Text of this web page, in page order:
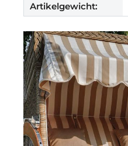
Artikelgewicht: